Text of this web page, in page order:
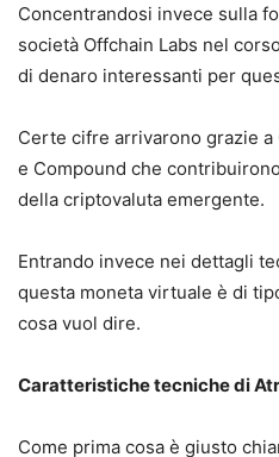
Concentrandosi invece sulla
società Offchain Labs nel
di denaro interessanti per
Certe cifre arrivarono grazie
e Compound che
della criptovaluta emergente.
Entrando invece nei dettagli
questa moneta virtuale è di
cosa vuol dire.
Caratteristiche tecniche di
Come prima cosa è giusto